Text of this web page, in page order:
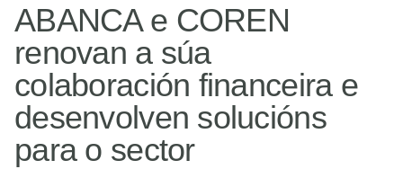
ABANCA e COREN
renovan a súa
colaboración financeira e
desenvolven solucións
para o sector